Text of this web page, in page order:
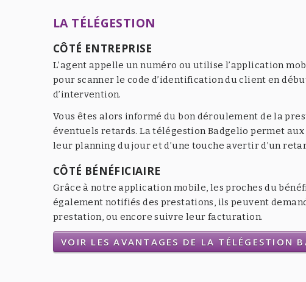
LA TÉLÉGESTION
CÔTÉ ENTREPRISE
L’agent appelle un numéro ou utilise l’application
pour scanner le code d’identification du client en
d’intervention.
Vous êtes alors informé du bon déroulement de la
éventuels retards. La télégestion Badgelio permet
leur planning du jour et d’une touche avertir d’un
CÔTÉ BÉNÉFICIAIRE
Grâce à notre application mobile, les proches du
également notifiés des prestations, ils peuvent
prestation, ou encore suivre leur facturation.
VOIR LES AVANTAGES DE LA TÉLÉGESTION